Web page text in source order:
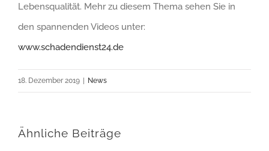
Lebensqualität. Mehr zu diesem Thema sehen Sie in
den spannenden Videos unter:
www.schadendienst24.de
18. Dezember 2019 | News
Ähnliche Beiträge